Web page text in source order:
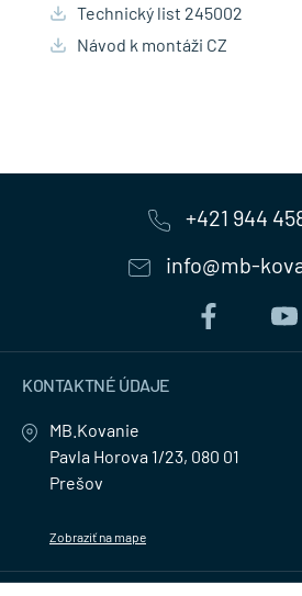
Technický list 245002
Návod k montáži CZ
+421 944
info@mb-
KONTAKTNÉ ÚDAJE
MB.Kovanie
Pavla Horova 1/23, 080 01
Prešov
Zobraziť na mape